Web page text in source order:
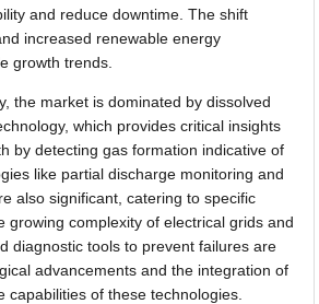
and reduce downtime. The shift
increased renewable energy
growth trends.
the market is dominated by dissolved
which provides critical insights
by detecting gas formation indicative of
like partial discharge monitoring and
also significant, catering to specific
growing complexity of electrical grids and
diagnostic tools to prevent failures are
advancements and the integration of
capabilities of these technologies.